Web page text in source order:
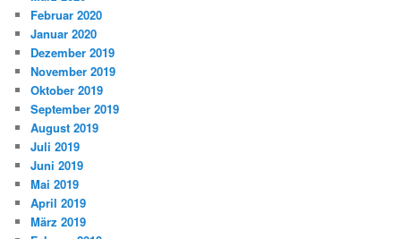
Februar 2020
Januar 2020
Dezember 2019
November 2019
Oktober 2019
September 2019
August 2019
Juli 2019
Juni 2019
Mai 2019
April 2019
März 2019